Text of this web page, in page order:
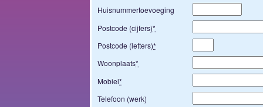
Huisnummertoevoeging
Postcode (cijfers)*
Postcode (letters)*
Woonplaats*
Mobiel*
Telefoon (werk)